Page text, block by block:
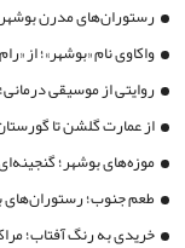
رستوران‌های مدرن بوشهر
واکاوی نام «بوشهر»؛ از
روایتی از موسیقی
از عمارت گلشن تا
موزه‌های بوشهر؛ گنجینه‌ای
طعم جنوب؛ رستوران‌های
خریدی به رنگ آفتاب؛